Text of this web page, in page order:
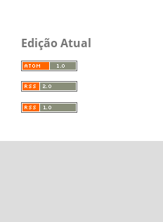
Edição Atual